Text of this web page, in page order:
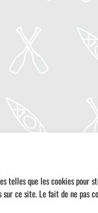
telles que les cookies
ce site. Le fait de ne